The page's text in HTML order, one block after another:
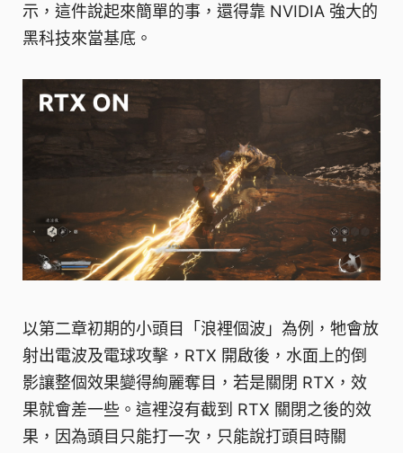
示，這件說起來簡單的事，還得靠 NVIDIA 強大的
黑科技來當基底。
以第二章初期的小頭目「浪裡個波」為例，牠會放
射出電波及電球攻擊，RTX 開啟後，水面上的倒
影讓整個效果變得絢麗奪目，若是關閉 RTX，效
果就會差一些。這裡沒有截到 RTX 關閉之後的效
果，因為頭目只能打一次，只能說打頭目時關